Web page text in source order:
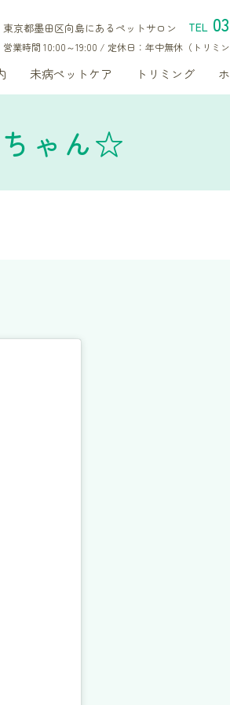
東京都墨田区向島にあるペットサロン TEL
営業時間 10:00～19:00 / 定休日：年中無休（トリミン
未病ペットケア トリミング
ゃん☆